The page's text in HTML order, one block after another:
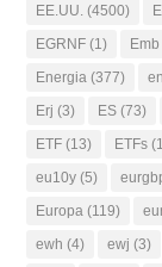
EE.UU. (4500)
EGRNF (1) Emb
Energia (377)
Erj (3) ES (73)
ETF (13) ETFs
eu10y (5)
Europa (119)
ewh (4) ewj (3)